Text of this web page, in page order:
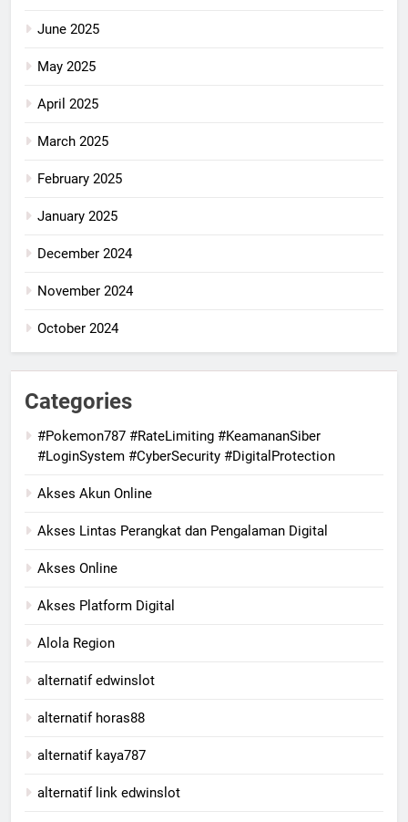
June 2025
May 2025
April 2025
March 2025
February 2025
January 2025
December 2024
November 2024
October 2024
Categories
#Pokemon787 #RateLimiting #KeamananSiber
#LoginSystem #CyberSecurity #DigitalProtection
Akses Akun Online
Akses Lintas Perangkat dan Pengalaman Digital
Akses Online
Akses Platform Digital
Alola Region
alternatif edwinslot
alternatif horas88
alternatif kaya787
alternatif link edwinslot